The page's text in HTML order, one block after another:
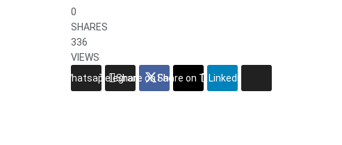
0
SHARES
336
VIEWS
WhatsappTelegram
Share on Facebook
Share on Twitter
Linkedin